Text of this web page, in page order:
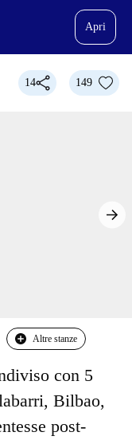
Apri
14 149
Altre stanze
con 5
Bilbao,
post-